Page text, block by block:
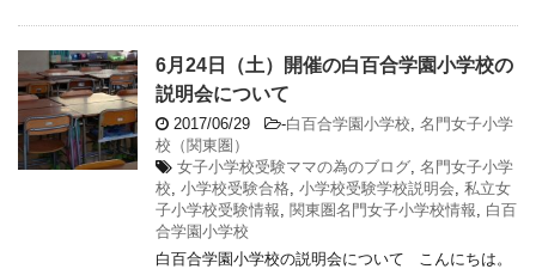
6月24日（土）開催の白百合学園小学校の
説明会について
2017/06/29 -白百合学園小学校 名門女子小学
校（関東圏）
女子小学校受験ママの為のブログ 名門女子小学
校 小学校受験合格 小学校受験学校説明会 私立女
子小学校受験情報 関東圏名門女子小学校情報
白百
合学園小学校
白百合学園小学校の説明会について こんにちは。